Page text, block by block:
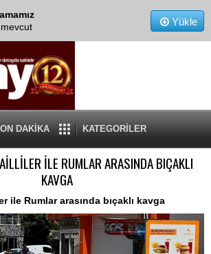
Yükle
DAKİKA KATEGORİLER
İLE RUMLAR ARASINDA BIÇAKLI
KAVGA
ile Rumlar arasında bıçaklı kavga